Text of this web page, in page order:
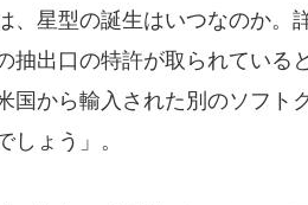
、星型の誕生はいつなのか。
抽出口の特許が取られている
国から輸入された別のソフト
しょう」。